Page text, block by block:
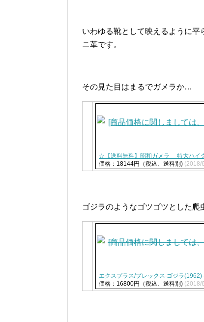
いわゆる靴として映えるように
ニ革です。
その見た目はまるでガメラか…
☆【送料無料】昭和ガメラ 特大ハイグ
価格：18144円（税込、送料別) (2018/
ゴジラのようなゴツゴツとした爬
エクスプラス/プレックス ゴジラ
価格：16800円（税込、送料別) (2018/